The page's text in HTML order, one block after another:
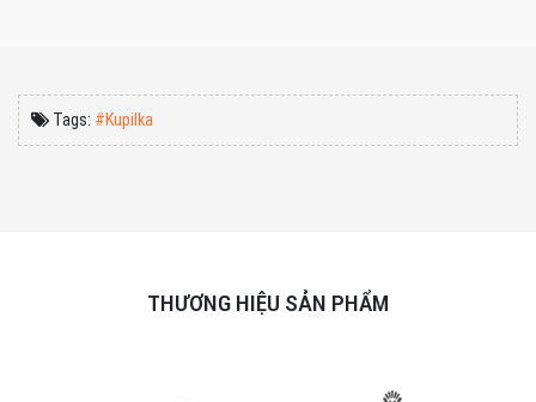
Tags: #Kupilka
THƯƠNG HIỆU SẢN PHẨM